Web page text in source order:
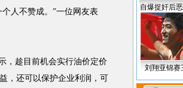
人不赞成。”一位网友表
趁目前机会实行油价定价
，还可以保护企业利润，可
自爆捉奸后
刘翔亚锦赛